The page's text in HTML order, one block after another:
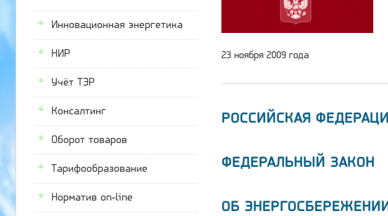
Инновационная энергетика
НИР
Учёт ТЭР
Консалтинг
Оборот товаров
Тарифообразование
Норматив on-line
23 ноября 2009 года
РОССИЙСКАЯ
ФЕДЕРАЛЬНЫЙ ЗАКОН
ОБ